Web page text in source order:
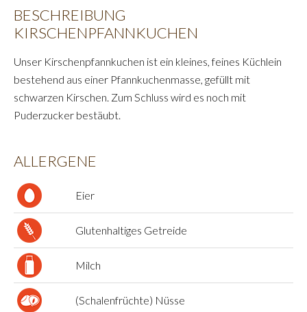
BESCHREIBUNG
KIRSCHENPFANNKUCHEN
Unser Kirschenpfannkuchen ist ein kleines, feines Küchlein
bestehend aus einer Pfannkuchenmasse, gefüllt mit
schwarzen Kirschen. Zum Schluss wird es noch mit
Puderzucker bestäubt.
ALLERGENE
Eier
Glutenhaltiges Getreide
Milch
(Schalenfrüchte) Nüsse